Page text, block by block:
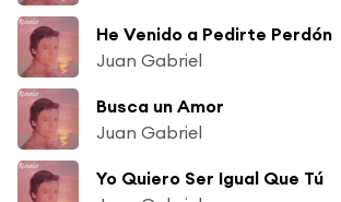
He Venido a Pedirte Perdón
Juan Gabriel
Busca un Amor
Juan Gabriel
Yo Quiero Ser Igual Que Tú